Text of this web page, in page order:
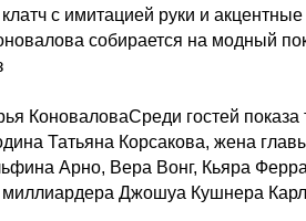
с имитацией руки и акцентные
собирается на модный
КоноваловаСреди гостей
Татьяна Корсакова, жена
Арно, Вера Вонг, Кьяра
Джошуа Кушнера